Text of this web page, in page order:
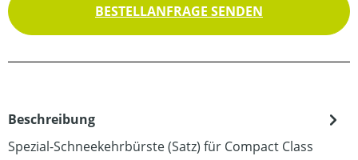
BESTELLANFRAGE SENDEN
Beschreibung
Spezial-Schneekehrbürste (Satz) für Compact Class